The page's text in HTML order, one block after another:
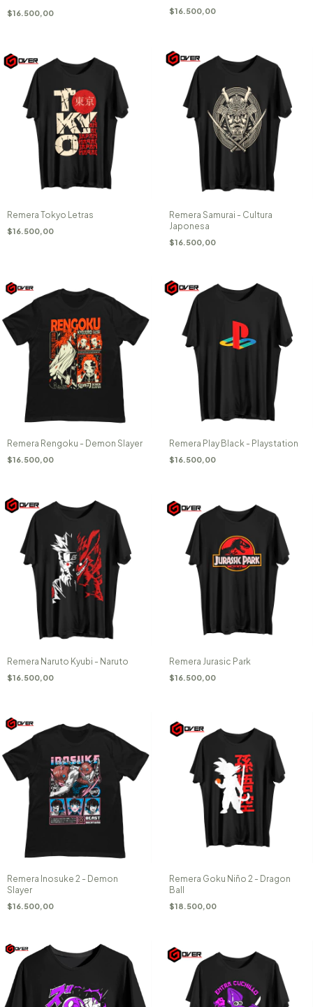
$16.500,00 $16.500,00
Remera Tokyo Letras
$16.500,00
Remera Samurai - Cultura
Japonesa
$16.500,00
Remera Rengoku - Demon Slayer
$16.500,00
Remera Play Black - Playstation
$16.500,00
Remera Naruto Kyubi - Naruto
$16.500,00
Remera Jurasic Park
$16.500,00
Remera Inosuke 2 - Demon
Slayer
$16.500,00
Remera Goku Niño 2 - Dragon
Ball
$18.500,00